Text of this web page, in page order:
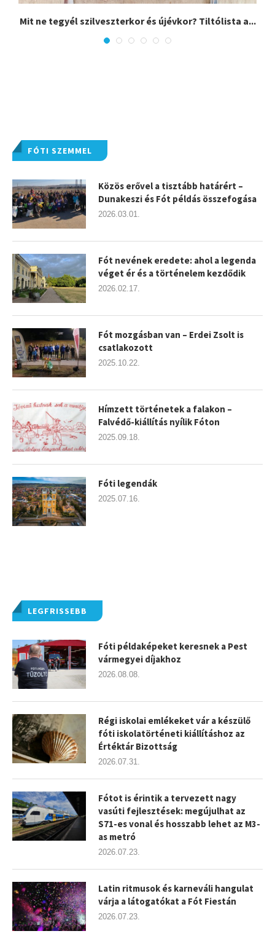
Mit ne tegyél szilveszterkor és újévkor? Tiltólista a...
LEGFRISSEBB
Fóti példaképeket keresnek a Pest
vármegyei díjakhoz
2026.08.08.
Régi iskolai emlékeket vár a készülő
fóti iskolatörténeti kiállításhoz az
Értéktár Bizottság
2026.07.31.
Fótot is érintik a tervezett nagy
vasúti fejlesztések: megújulhat az
S71-es vonal és hosszabb lehet az M3-
as metró
2026.07.23.
Latin ritmusok és karneváli hangulat
várja a látogatókat a Fót Fiestán
2026.07.23.
FÓTI SZEMMEL
Közös erővel a tisztább határért –
Dunakeszi és Fót példás összefogása
2026.03.01.
Fót nevének eredete: ahol a legenda
véget ér és a történelem kezdődik
2026.02.17.
Fót mozgásban van – Erdei Zsolt is
csatlakozott
2025.10.22.
Hímzett történetek a falakon –
Falvédő-kiállítás nyílik Fóton
2025.09.18.
Fóti legendák
2025.07.16.